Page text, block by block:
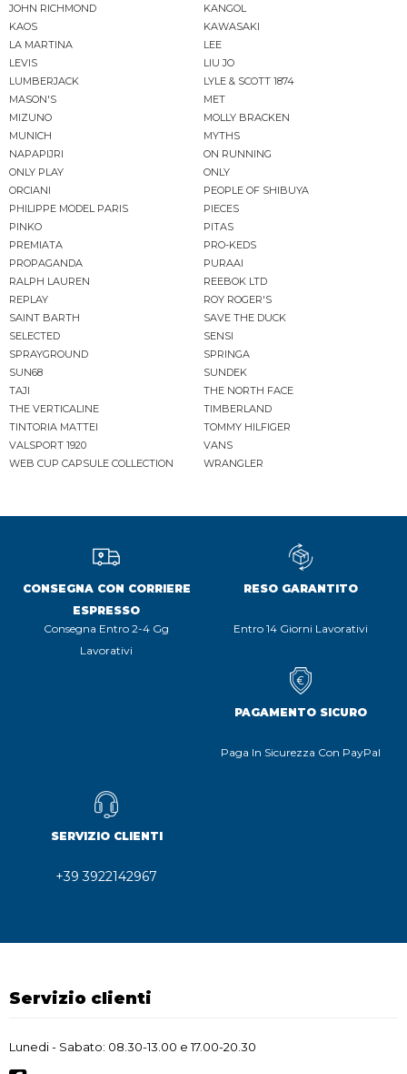
JOHN RICHMOND
KANGOL
KAOS
KAWASAKI
LA MARTINA
LEE
LEVIS
LIU JO
LUMBERJACK
LYLE & SCOTT 1874
MASON'S
MET
MIZUNO
MOLLY BRACKEN
MUNICH
MYTHS
NAPAPIJRI
ON RUNNING
ONLY PLAY
ONLY
ORCIANI
PEOPLE OF SHIBUYA
PHILIPPE MODEL PARIS
PIECES
PINKO
PITAS
PREMIATA
PRO-KEDS
PROPAGANDA
PURAAI
RALPH LAUREN
REEBOK LTD
REPLAY
ROY ROGER'S
SAINT BARTH
SAVE THE DUCK
SELECTED
SENSI
SPRAYGROUND
SPRINGA
SUN68
SUNDEK
TAJI
THE NORTH FACE
THE VERTICALINE
TIMBERLAND
TINTORIA MATTEI
TOMMY HILFIGER
VALSPORT 1920
VANS
WEB CUP CAPSULE COLLECTION
WRANGLER
CONSEGNA CON CORRIERE
ESPRESSO
Consegna Entro 2-4 Gg
Lavorativi
RESO GARANTITO
Entro 14 Giorni Lavorativi
PAGAMENTO SICURO
Paga In Sicurezza Con PayPal
SERVIZIO CLIENTI
+39 3922142967
Servizio clienti
Lunedi - Sabato: 08.30-13.00 e 17.00-20.30